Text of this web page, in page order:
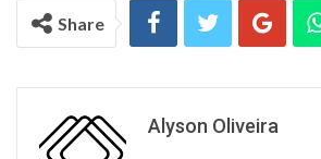
Share
Alyson Oliveira